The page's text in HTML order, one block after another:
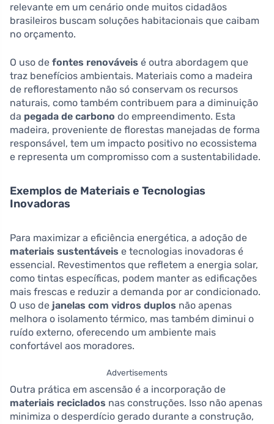
relevante em um cenário onde muitos cidadãos
brasileiros buscam soluções habitacionais que caibam
no orçamento.
O uso de fontes renováveis é outra abordagem que
traz benefícios ambientais. Materiais como a madeira
de reflorestamento não só conservam os recursos
naturais, como também contribuem para a diminuição
da pegada de carbono do empreendimento. Esta
madeira, proveniente de florestas manejadas de forma
responsável, tem um impacto positivo no ecossistema
e representa um compromisso com a sustentabilidade.
Exemplos de Materiais e Tecnologias
Inovadoras
Para maximizar a eficiência energética, a adoção de
materiais sustentáveis e tecnologias inovadoras é
essencial. Revestimentos que refletem a energia solar,
como tintas específicas, podem manter as edificações
mais frescas e reduzir a demanda por ar condicionado.
O uso de janelas com vidros duplos não apenas
melhora o isolamento térmico, mas também diminui o
ruído externo, oferecendo um ambiente mais
confortável aos moradores.
Advertisements
Outra prática em ascensão é a incorporação de
materiais reciclados nas construções. Isso não apenas
minimiza o desperdício gerado durante a construção,